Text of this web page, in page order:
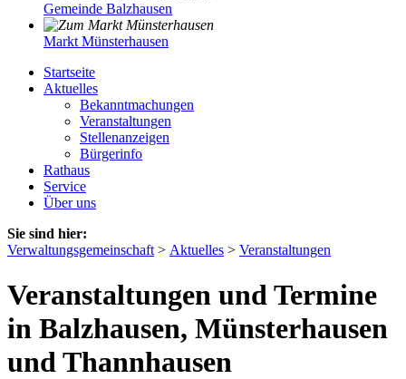
Gemeinde Balzhausen
Markt Münsterhausen
Startseite
Aktuelles
Bekanntmachungen
Veranstaltungen
Stellenanzeigen
Bürgerinfo
Rathaus
Service
Über uns
Sie sind hier:
Verwaltungsgemeinschaft > Aktuelles > Veranstaltungen
Veranstaltungen und Termine
in Balzhausen, Münsterhausen
und Thannhausen